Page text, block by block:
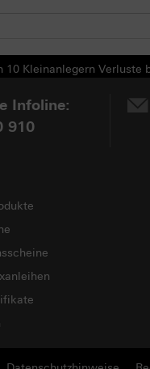
10 Kleinanlegern
Infoline:
910